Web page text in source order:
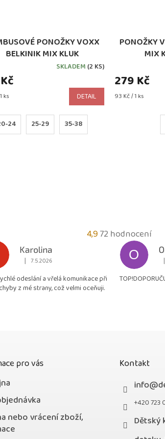
PONOŽKY VOXX
BELKINIK MIX KLUK
SKLADEM (2 KS)
ks DETAIL
24 25-29 35-38
PONOŽKY
MIX
279 Kč
Měrná
93 Kč / 1 ks
4,9Průměrné
hodnocení
obchodu
4,9
z
72 hodnocení
Karolina
Hodnocení obchodu je 5 z 5 hvězdiček.
| 7.5.2026
odeslání a vřelá komunikace při
z mé strany, což velmi oceňuji.
O |
pro vás
nebo vrácení zboží,
Kontakt
info@
+420 723
Dětský